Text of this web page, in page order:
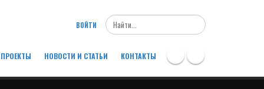
Search
ВОЙТИ
ПРОЕКТЫ НОВОСТИ И СТАТЬИ КОНТАКТЫ